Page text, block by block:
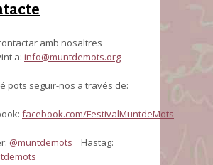
amb nosaltres
a: info@muntdemots.org
pots seguir-nos a través de:
facebook.com/FestivalMuntdeMots
@muntdemots Hastag: